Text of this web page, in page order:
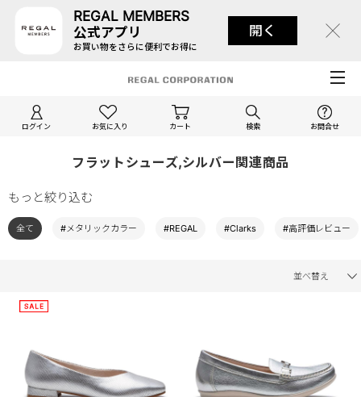
REGAL MEMBERS
公式アプリ
お買い物をさらに便利でお得に
開く
ログイン お気に入り カート 検索 お問合せ
フラットシューズ,シルバー関連商品
もっと絞り込む
全て #メタリックカラー #REGAL #Clarks #高評価レビュー
並べ替え